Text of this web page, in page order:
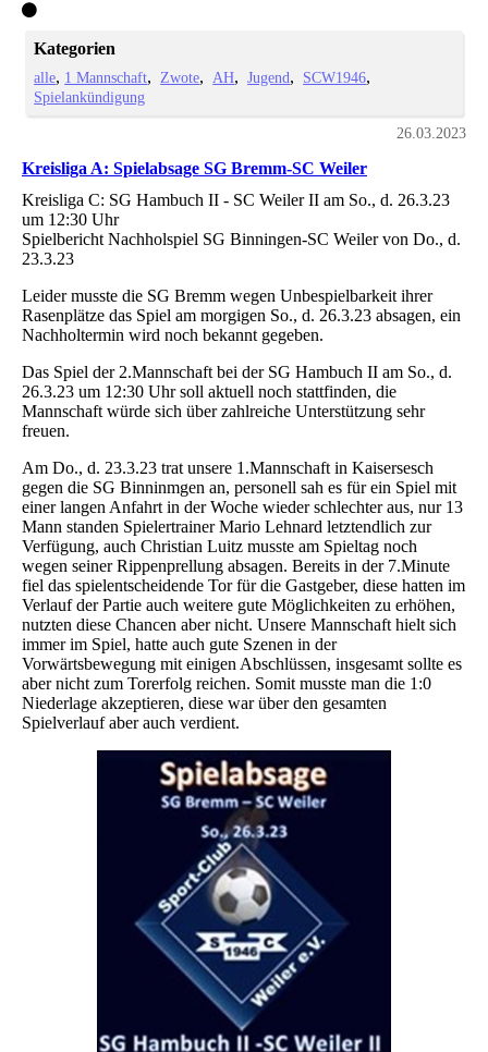
Kategorien
alle 1 Mannschaft Zwote AH Jugend
SCW1946
Spielankündigung
26.03.2023
Kreisliga A: Spielabsage SG Bremm-SC Weiler
Kreisliga C: SG Hambuch II - SC Weiler II am So., d. 26.3.23
um 12:30 Uhr
Spielbericht Nachholspiel SG Binningen-SC Weiler von Do., d.
23.3.23
Leider musste die SG Bremm wegen Unbespielbarkeit ihrer
Rasenplätze das Spiel am morgigen So., d. 26.3.23 absagen, ein
Nachholtermin wird noch bekannt gegeben.
Das Spiel der 2.Mannschaft bei der SG Hambuch II am So., d.
26.3.23 um 12:30 Uhr soll aktuell noch stattfinden, die
Mannschaft würde sich über zahlreiche Unterstützung sehr
freuen.
Am Do., d. 23.3.23 trat unsere 1.Mannschaft in Kaisersesch
gegen die SG Binninmgen an, personell sah es für ein Spiel mit
einer langen Anfahrt in der Woche wieder schlechter aus, nur 13
Mann standen Spielertrainer Mario Lehnard letztendlich zur
Verfügung, auch Christian Luitz musste am Spieltag noch
wegen seiner Rippenprellung absagen. Bereits in der 7.Minute
fiel das spielentscheidende Tor für die Gastgeber, diese hatten im
Verlauf der Partie auch weitere gute Möglichkeiten zu erhöhen,
nutzten diese Chancen aber nicht. Unsere Mannschaft hielt sich
immer im Spiel, hatte auch gute Szenen in der
Vorwärtsbewegung mit einigen Abschlüssen, insgesamt sollte es
aber nicht zum Torerfolg reichen. Somit musste man die 1:0
Niederlage akzeptieren, diese war über den gesamten
Spielverlauf aber auch verdient.